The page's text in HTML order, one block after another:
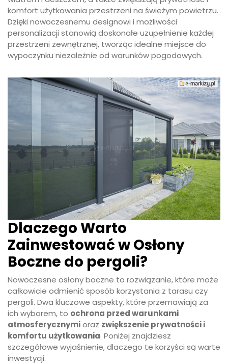
komfort użytkowania przestrzeni na świeżym powietrzu.
Dzięki nowoczesnemu designowi i możliwości
personalizacji stanowią doskonałe uzupełnienie każdej
przestrzeni zewnętrznej, tworząc idealne miejsce do
wypoczynku niezależnie od warunków pogodowych.
Dlaczego Warto
Zainwestować w Osłony
Boczne do pergoli?
Nowoczesne osłony boczne to rozwiązanie, które może
całkowicie odmienić sposób korzystania z tarasu czy
pergoli. Dwa kluczowe aspekty, które przemawiają za
ich wyborem, to ochrona przed warunkami
atmosferycznymioraz zwiększenie prywatności i
komfortu użytkowania. Poniżej znajdziesz
szczegółowe wyjaśnienie, dlaczego te korzyści są warte
inwestycji.